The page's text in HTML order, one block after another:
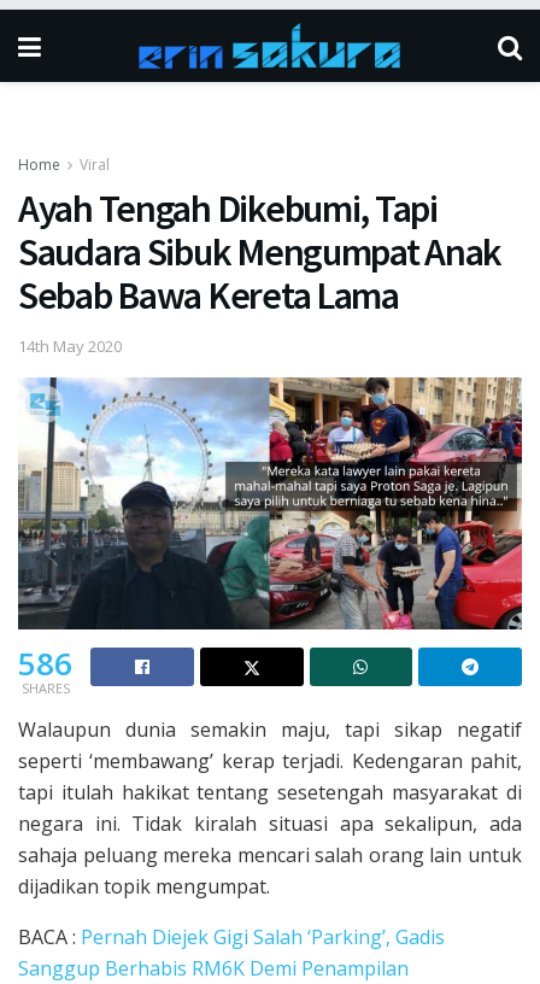
Home Viral
Ayah Tengah Dikebumi, Tapi
Saudara Sibuk Mengumpat Anak
Sebab Bawa Kereta Lama
14th May 2020
586
SHARES
Walaupun dunia semakin maju, tapi sikap negatif
seperti ‘membawang’ kerap terjadi. Kedengaran pahit,
tapi itulah hakikat tentang sesetengah masyarakat di
negara ini. Tidak kiralah situasi apa sekalipun, ada
sahaja peluang mereka mencari salah orang lain untuk
dijadikan topik mengumpat.
BACA : Pernah Diejek Gigi Salah ‘Parking’, Gadis
Sanggup Berhabis RM6K Demi Penampilan